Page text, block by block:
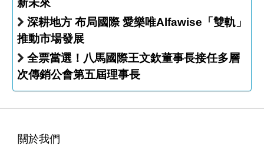
新未來
深耕地方 布局國際 愛樂唯Alfawise「雙軌」
推動市場發展
全票當選！八馬國際王文欽董事長接任多層
次傳銷公會第五屆理事長
關於我們